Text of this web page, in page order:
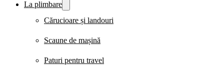
La plimbare
Cărucioare și landouri
Scaune de mașină
Paturi pentru travel